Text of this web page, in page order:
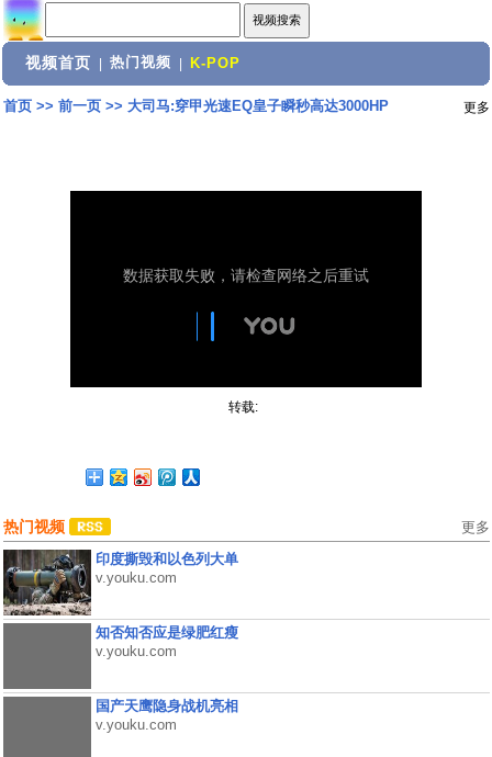
视频首页 热门视频 K-POP
首页>> 前一页>> 大司马:穿甲光速EQ皇子瞬秒高达3000HP 更多
转载:
热门视频 更多
印度撕毁和以色列大单
v.youku.com
知否知否应是绿肥红瘦
v.youku.com
国产天鹰隐身战机亮相
v.youku.com